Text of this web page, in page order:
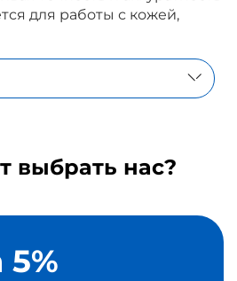
для работы с кожей,
выбрать нас?